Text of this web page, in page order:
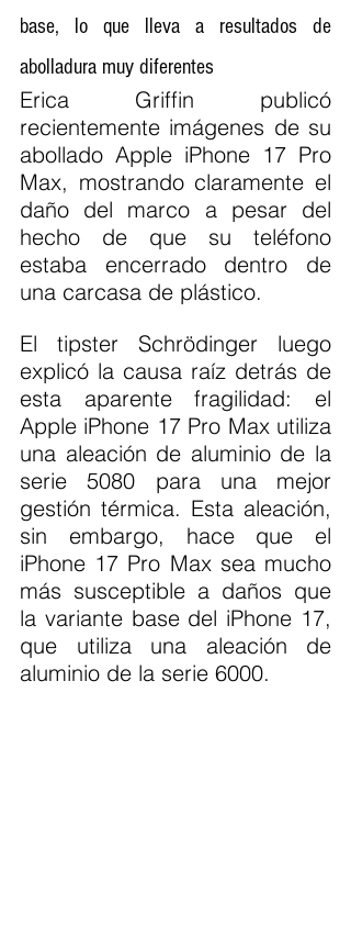
base, lo que lleva a resultados de
abolladura muy diferentes
Erica Griffin publicó
recientemente imágenes de su
abollado Apple iPhone 17 Pro
Max, mostrando claramente el
daño del marco a pesar del
hecho de que su teléfono
estaba encerrado dentro de
una carcasa de plástico.
El tipster Schrödinger luego
explicó la causa raíz detrás de
esta aparente fragilidad: el
Apple iPhone 17 Pro Max utiliza
una aleación de aluminio de la
serie 5080 para una mejor
gestión térmica. Esta aleación,
sin embargo, hace que el
iPhone 17 Pro Max sea mucho
más susceptible a daños que
la variante base del iPhone 17,
que utiliza una aleación de
aluminio de la serie 6000.